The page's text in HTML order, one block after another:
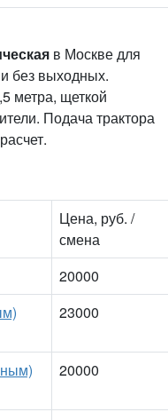
в Москве для
без выходных.
метра, щеткой
Подача трактора
Цена, руб. /
смена
20000
23000
20000